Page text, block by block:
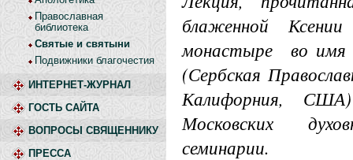
Православная
библиотека
Святые и святыни
Подвижники благочестия
ИНТЕРНЕТ-ЖУРНАЛ
ГОСТЬ САЙТА
ВОПРОСЫ СВЯЩЕННИКУ
ПРЕССА
блаженной
монастыре во имя
(Сербская
Калифорния,
Московских
семинарии.